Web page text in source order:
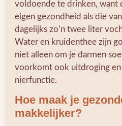
voldoende te drinken, want
eigen gezondheid als die
dagelijks zo’n twee liter
Water en kruidenthee zijn
niet alleen om je darmen
voorkomt ook uitdroging
nierfunctie.
Hoe maak je
makkelijker?